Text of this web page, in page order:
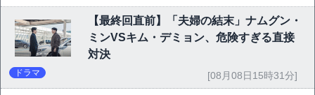
【最終回直前】「夫婦の結末」ナムグン・
ミンVSキム・デミョン、危険すぎる直接
対決
ドラマ [08月08日15時31分]